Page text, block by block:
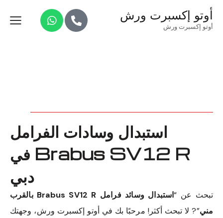
أوتو إكسبرت ورش
أوتو إكسبرت ورش
استبدال وسادات الفرامل
Brabus SV12 R في
دبي
تبحث عن “
استبدال وسائد فرامل Brabus SV12 R بالقرب
مني”? لا تبحث أكثر! مرحبًا بك في أوتو إكسبرت ورش، وجهتك